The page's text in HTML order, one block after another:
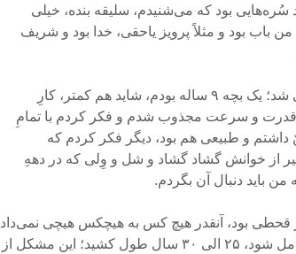
بود که می‌شنیدم، سلیقه بنده، خیلی
باب بود و مثلاً پرویز یاحقی، خدا بود و شریف
گاهی وقت‌­ها که برنامهِ گلچین هفته پخش می‌ شد؛ یک بچه ۹ ساله بودم، شاید هم کمتر، کارِ
قدرت و سرعت مجذوب شدم و فکر کردم با تمامِ
و طبیعی هم بود، دیگر فکر کردم که
از خوانش گشاد گشاد و شل و وِلی که در دههِ
باید دنبال آن بگردم.
قحطی بود، آنقدر هیچ کس به هیچکس هیچی نمی‌داد
که درک و دریافت من از موسیقی ایرانی تا کامل شود، ۲۵ الی ۳۰ سال طول کشید؛ این مشکل از